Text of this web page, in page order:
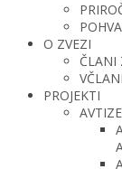
O ZVEZI
ČLANI
PROJEKTI